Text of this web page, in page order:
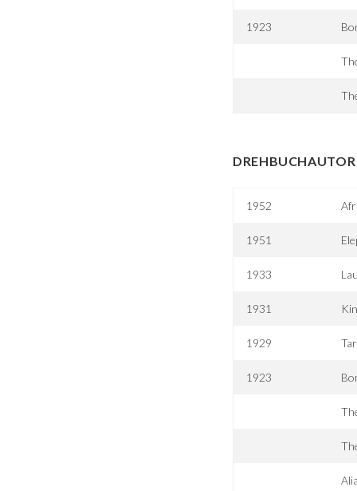
1923
1952
1951
1933
1931
1929
1923